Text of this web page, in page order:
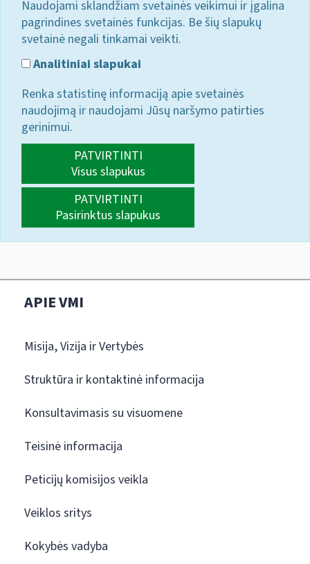
Naudojami sklandžiam svetainės veikimui ir įgalina
pagrindines svetainės funkcijas. Be šių slapukų
svetainė negali tinkamai veikti.
Analitiniai slapukai
Renka statistinę informaciją apie svetainės
naudojimą ir naudojami Jūsų naršymo patirties
gerinimui.
PATVIRTINTI
Visus slapukus
PATVIRTINTI
Pasirinktus slapukus
APIE VMI
Misija, Vizija ir Vertybės
Struktūra ir kontaktinė informacija
Konsultavimasis su visuomene
Teisinė informacija
Peticijų komisijos veikla
Veiklos sritys
Kokybės vadyba